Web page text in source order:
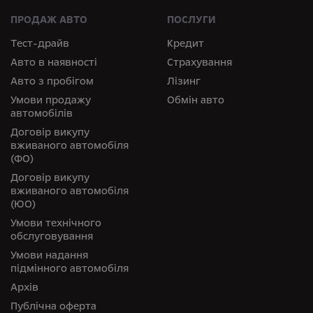
ПРОДАЖ АВТО
Тест-драйв
Авто в наявності
Авто з пробігом
Умови продажу
автомобілів
Договір викупу
вживаного автомобіля
(ФО)
Договір викупу
вживаного автомобіля
(ЮО)
Умови технічного
обслуговування
Умови надання
підмінного автомобіля
Архів
Публічна оферта
ПОСЛУГИ
Кредит
Страхування
Лізинг
Обмін авто